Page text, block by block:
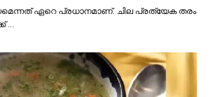
ഏറെ പ്രധാനമാണ്. ചില പ്രത്യേക തരം
…